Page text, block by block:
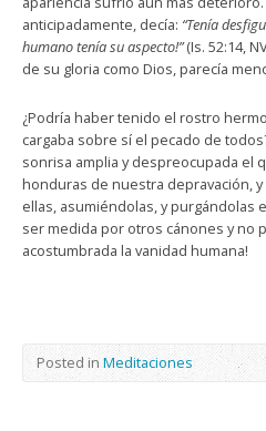
anticipadamente, decía: “Tenía
humano tenía su aspecto!”(Is. 52:14,
de su gloria como Dios, parecía
¿Podría haber tenido el rostro
cargaba sobre sí el pecado de
sonrisa amplia y despreocupada el
honduras de nuestra depravación,
ellas, asumiéndolas, y purgándolas
ser medida por otros cánones y no
acostumbrada la vanidad humana!
Posted in Meditaciones